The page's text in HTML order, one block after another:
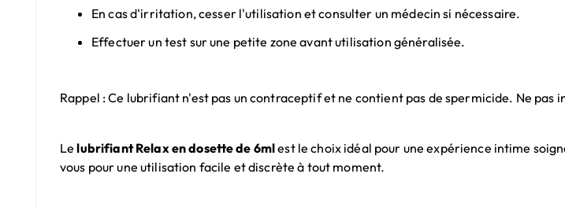
En cas d'irritation, cesser l'utilisation et consulter un médecin si nécessaire.
Effectuer un test sur une petite zone avant utilisation généralisée.
Rappel : Ce lubrifiant n'est pas un contraceptif et ne contient pas de spermicide. Ne pas
Lelubrifiant Relax en dosette de 6mlest le choix idéal pour une expérience intime
vous pour une utilisation facile et discrète à tout moment.